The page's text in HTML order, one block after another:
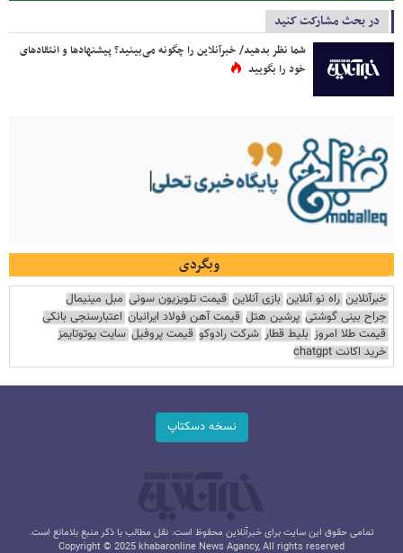
در بحث مشارکت کنید
شما نظر بدهید/ خبرآنلاین را چگونه می‌بینید؟ پیشنهادها و انتقادهای
خود را بگویید
وبگردی
خبرآنلاین راه نو آنلاین بازی آنلاین قیمت تلویزیون سونی مبل مینیمال
جراح بینی گوشتی پرشین هتل قیمت آهن فولاد ایرانیان اعتبارسنجی بانکی
قیمت طلا امروز بلیط قطار شرکت رادوکو قیمت پروفیل سایت یوتوتایمز
خرید اکانت chatgpt
نسخه دسکتاپ
تمامی حقوق این سایت برای خبرآنلاین محفوظ است. نقل مطالب با ذکر منبع بلامانع است.
Copyright © 2025 khabaronline News Agancy, All rights reserved